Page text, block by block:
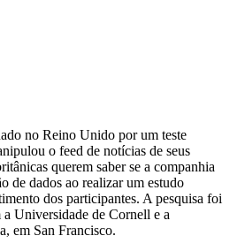
no Reino Unido por um teste
o feed de notícias de seus
querem saber se a companhia
de dados ao realizar um estudo
dos participantes. A pesquisa foi
Universidade de Cornell e a
em San Francisco.